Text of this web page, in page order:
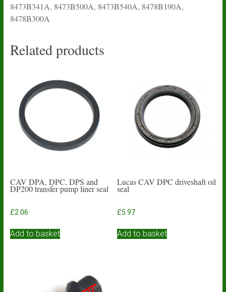
8473B341A, 8473B500A, 8473B540A, 8478B190A,
8478B300A
Related products
CAV DPA, DPC, DPS and
DP200 transfer pump liner seal
£2.06
Add to basket
Lucas CAV DPC driveshaft oil
seal
£5.97
Add to basket